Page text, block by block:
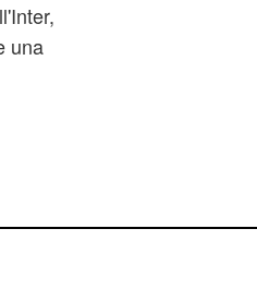
una